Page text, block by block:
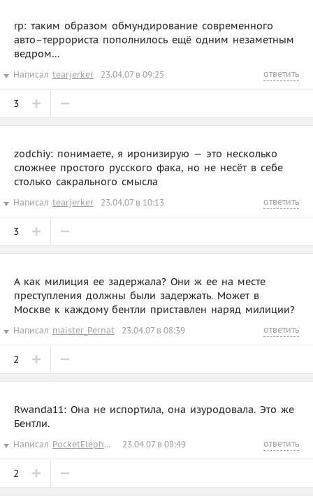
rp: таким образом обмундирование современного
авто–террориста пополнилось ещё одним незаметным
ведром…
Написал tearjerker 23.04.07 в 09:25 ответить
3
zodchiy: понимаете, я иронизирую — это несколько
сложнее простого русского фака, но не несёт в себе
столько сакрального смысла
Написал tearjerker 23.04.07 в 10:13 ответить
3
А как милиция ее задержала? Они ж ее на месте
преступления должны были задержать. Может в
Москве к каждому бентли приставлен наряд милиции?
Написал maister_Pernat 23.04.07 в 08:39 ответить
2
Rwanda11: Она не испортила, она изуродовала. Это же
Бентли.
Написал PocketElephant 23.04.07 в 08:49 ответить
2